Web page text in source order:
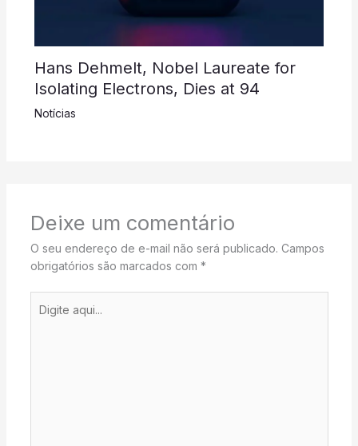
Hans Dehmelt, Nobel Laureate for
Isolating Electrons, Dies at 94
Notícias
Deixe um comentário
O seu endereço de e-mail não será publicado. Campos
obrigatórios são marcados com *
aqui...